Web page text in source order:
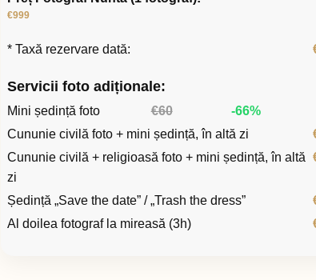
€999
* Taxă rezervare dată:
Servicii foto adiționale:
Mini ședință foto €60 -66%
Cununie civilă foto + mini ședință, în altă zi
Cununie civilă + religioasă foto + mini ședință, în altă
zi
Ședință „Save the date” / „Trash the dress”
Al doilea fotograf la mireasă (3h)